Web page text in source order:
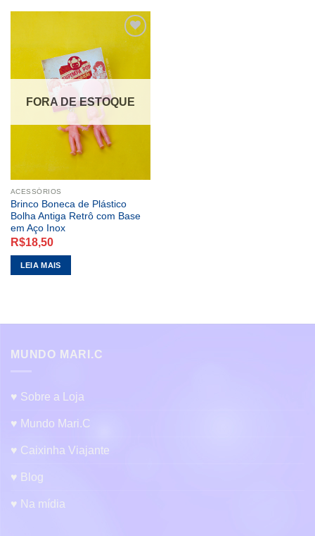
ADICIONAR
A LISTA DE
DESEJOS
FORA DE ESTOQUE
ACESSÓRIOS
Brinco Boneca de Plástico
Bolha Antiga Retrô com Base
em Aço Inox
R$18,50
LEIA MAIS
MUNDO MARI.C
♥ Sobre a Loja
♥ Mundo Mari.C
♥ Caixinha Viajante
♥ Blog
♥ Na mídia